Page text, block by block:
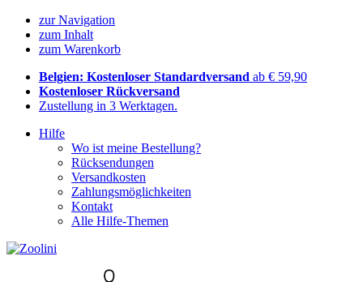
zur Navigation
zum Inhalt
zum Warenkorb
Belgien: Kostenloser Standardversand ab € 59,90
Kostenloser Rückversand
Zustellung in 3 Werktagen.
Hilfe
Wo ist meine Bestellung?
Rücksendungen
Versandkosten
Zahlungsmöglichkeiten
Kontakt
Alle Hilfe-Themen